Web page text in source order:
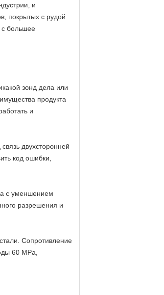
и
покрытых с рудой
с большее
зонд дела или
продукта
и
двухсторонней
код ошибки,
с уменшением
разрешения и
Сопротивление
60 MPa,